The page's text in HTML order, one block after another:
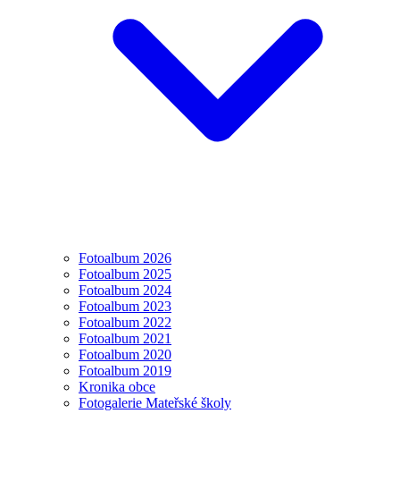
Fotoalbum 2026
Fotoalbum 2025
Fotoalbum 2024
Fotoalbum 2023
Fotoalbum 2022
Fotoalbum 2021
Fotoalbum 2020
Fotoalbum 2019
Kronika obce
Fotogalerie Mateřské školy